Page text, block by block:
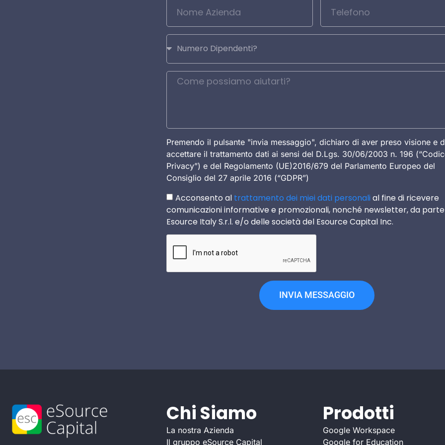
Premendo il pulsante "invia messaggio", dichiaro di aver preso visione e
accettare il trattamento dati ai sensi del D.Lgs. 30/06/2003 n. 196
Privacy”) e del Regolamento (UE)2016/679 del Parlamento Europeo del
Consiglio del 27 aprile 2016 (“GDPR”)
Acconsento al trattamento dei miei dati personalial fine di ricevere
comunicazioni informative e promozionali, nonché newsletter, da
Esource Italy S.r.l. e/o delle società del Esource Capital Inc.
INVIA MESSAGGIO
Chi Siamo
La nostra Azienda
Il gruppo eSource Capital
Prodotti
Google Workspace
Google for Education